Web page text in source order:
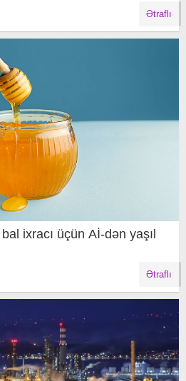
Ətraflı
ixracı üçün Aİ-dən yaşıl
Ətraflı